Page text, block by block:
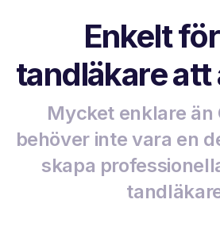
Enkelt
tandläkare att
Mycket enklare än
behöver inte vara en
skapa